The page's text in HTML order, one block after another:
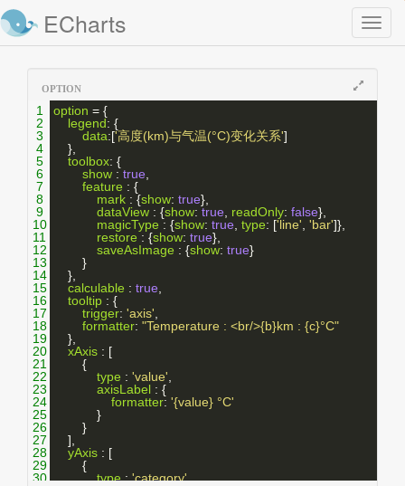
Toggle
ECharts
OPTION
1 option = {
2
legend: {
3
data:['高度(km)与气温(°C)变化关系']
4
    },
5
toolbox: {
6
show : true
7
feature : {
8
mark : {show: true},
9
dataView : {show: true readOnly: false},
10
magicType : {show: true type: ['line' 'bar']},
11
restore : {show: true},
12
saveAsImage : {show: true}
13
        }
14
    },
15
calculable : true
16
tooltip : {
17
trigger: 'axis'
18
formatter: "Temperature : <br/>{b}km : {c}°C"
19
    },
20
xAxis : [
21
        {
22
type : 'value'
23
axisLabel : {
24
formatter: '{value} °C'
25
            }
26
        }
27
    ],
28
yAxis : [
29
        {
30
type : 'category',